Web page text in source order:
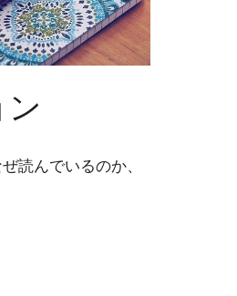
読んでいるのか、